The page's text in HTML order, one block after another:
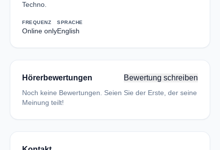
Techno.
FREQUENZ
Online only
SPRACHE
English
Hörerbewertungen Bewertung schreiben
Noch keine Bewertungen. Seien Sie der Erste, der seine
Meinung teilt!